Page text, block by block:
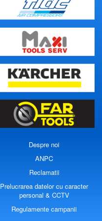
Despre noi
ANPC
Reclamatii
Prelucrarea datelor cu caracter
personal & CCTV
Regulamente campanii